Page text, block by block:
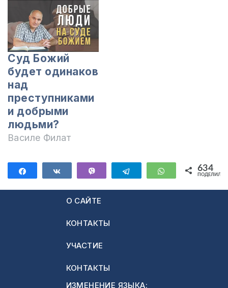
Суд Божий
будет одинаков
над
преступниками
и добрыми
людьми?
Василе Филат
ПоделитьсяПоделиться Telegram WhatsApp
634
О САЙТЕ
КОНТАКТЫ
УЧАСТИЕ
КОНТАКТЫ
ИЗМЕНЕНИЕ ЯЗЫКА: